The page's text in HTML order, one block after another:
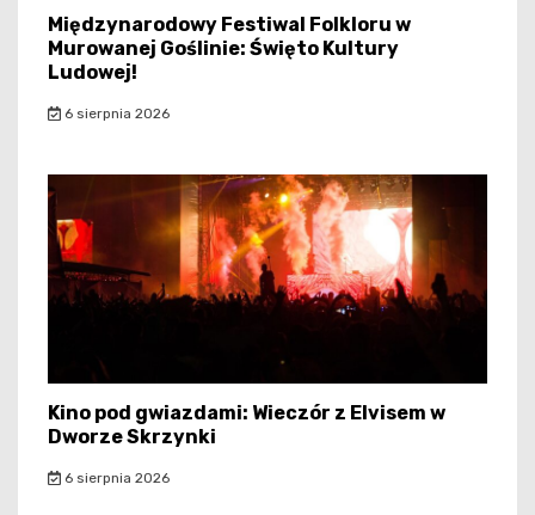
Międzynarodowy Festiwal Folkloru w
Murowanej Goślinie: Święto Kultury
Ludowej!
6 sierpnia 2026
Kino pod gwiazdami: Wieczór z Elvisem w
Dworze Skrzynki
6 sierpnia 2026